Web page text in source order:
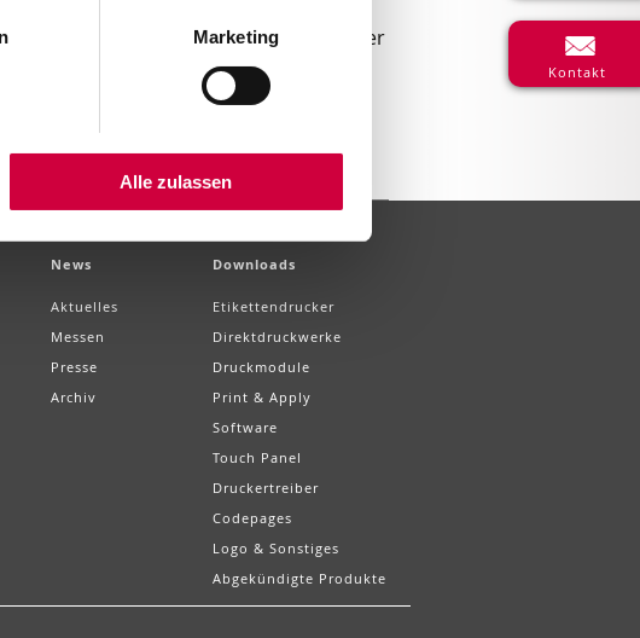
Marketing
Alle zulassen
Spende- und Applikationseinheit oder
– und Carl Valentin ist dabei!
News
Aktuelles
Messen
Presse
Archiv
Downloads
Etikettendrucker
Direktdruckwerke
Druckmodule
Print & Apply
Software
Touch Panel
Druckertreiber
Codepages
Logo & Sonstiges
Abgekündigte Produkte
Kontakt